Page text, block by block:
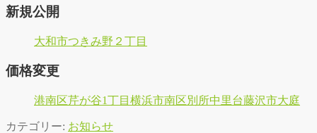
新規公開
大和市つきみ野２丁目
価格変更
港南区芹が谷1丁目 横浜市南区別所中里台藤沢市大庭
カテゴリー: お知らせ